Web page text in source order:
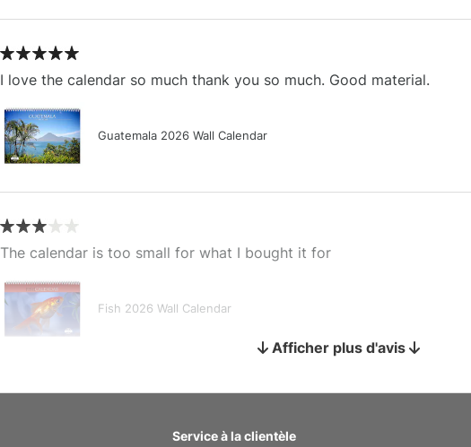
I love the calendar so much thank you so much. Good material.
Guatemala 2026 Wall Calendar
The calendar is too small for what I bought it for
Fish 2026 Wall Calendar
Afficher plus d'avis
Service à la clientèle